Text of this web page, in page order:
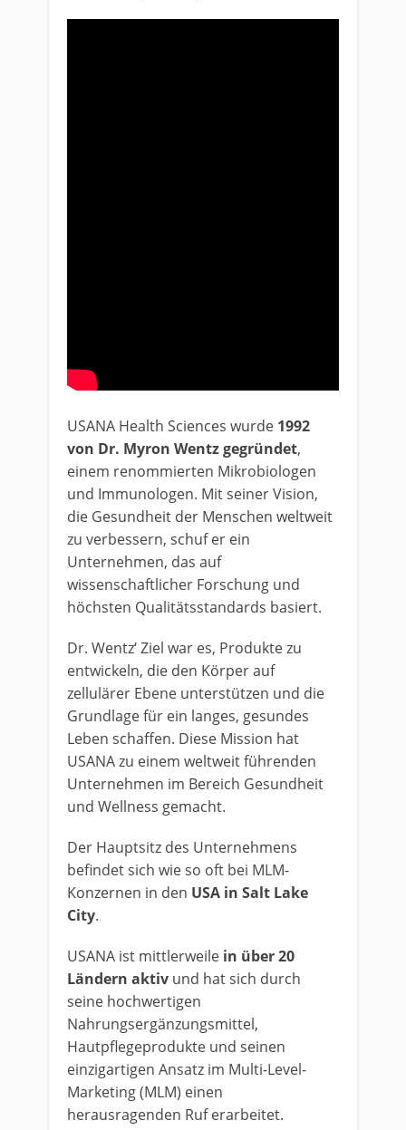
USANA Health Sciences wurde 1992
von Dr. Myron Wentz gegründet,
einem renommierten Mikrobiologen
und Immunologen. Mit seiner Vision,
die Gesundheit der Menschen weltweit
zu verbessern, schuf er ein
Unternehmen, das auf
wissenschaftlicher Forschung und
höchsten Qualitätsstandards basiert.
Dr. Wentz‘ Ziel war es, Produkte zu
entwickeln, die den Körper auf
zellulärer Ebene unterstützen und die
Grundlage für ein langes, gesundes
Leben schaffen. Diese Mission hat
USANA zu einem weltweit führenden
Unternehmen im Bereich Gesundheit
und Wellness gemacht.
Der Hauptsitz des Unternehmens
befindet sich wie so oft bei MLM-
Konzernen in den USA in Salt Lake
City.
USANA ist mittlerweile in über 20
Ländern aktiv und hat sich durch
seine hochwertigen
Nahrungsergänzungsmittel,
Hautpflegeprodukte und seinen
einzigartigen Ansatz im Multi-Level-
Marketing (MLM) einen
herausragenden Ruf erarbeitet.